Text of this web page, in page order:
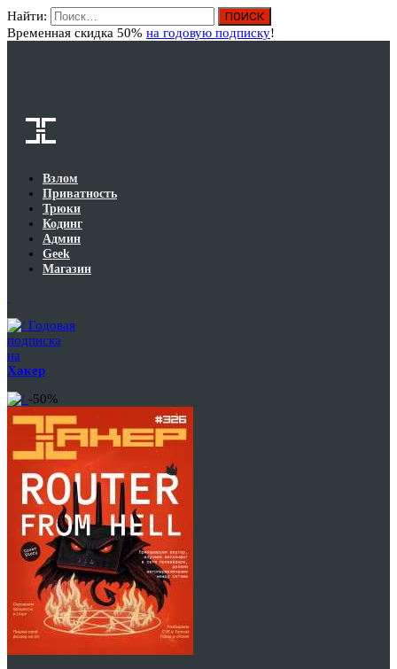
Найти:
Временная скидка 50% на годовую подписку!
Взлом
Приватность
Трюки
Кодинг
Админ
Geek
Магазин
Годовая
подписка
на
Хакер
-50%